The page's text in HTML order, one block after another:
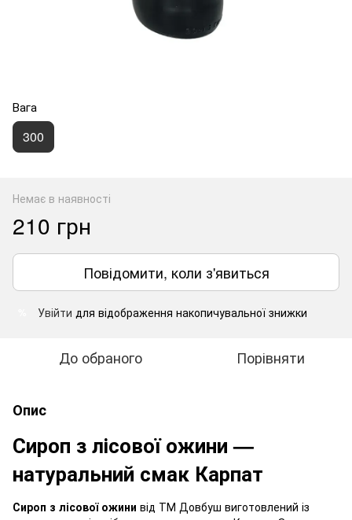
Вага
300
Немає в наявності
210 грн
Повідомити, коли з'явиться
Увійти для відображення накопичувальної знижки
До обраного Порівняти
Опис
Сироп з лісової ожини —
натуральний смак Карпат
Сироп з лісової ожини від ТМ Довбуш виготовлений із